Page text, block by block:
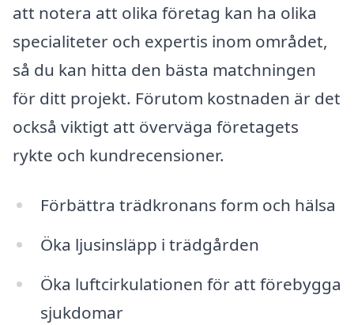
att notera att olika företag kan ha olika
specialiteter och expertis inom området,
så du kan hitta den bästa matchningen
för ditt projekt. Förutom kostnaden är det
också viktigt att överväga företagets
rykte och kundrecensioner.
Förbättra trädkronans form och hälsa
Öka ljusinsläpp i trädgården
Öka luftcirkulationen för att förebygga
sjukdomar